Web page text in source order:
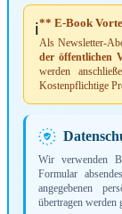
ℹ️** E-Book
Als Newsletter-
der öffentlichen
werden
Kostenpflichtige
Wir verwenden
Formular
angegebenen
übertragen werden